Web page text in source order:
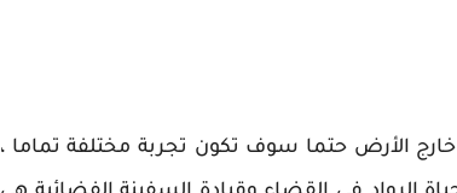
الأرض حتما سوف تكون تجربة مختلفة تماما ،